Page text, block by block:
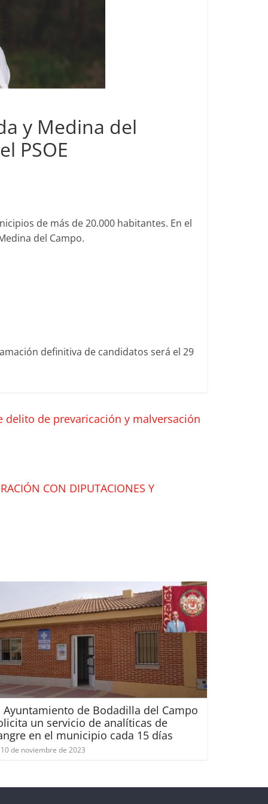
y Medina del
PSOE
de más de 20.000 habitantes. En el
del Campo.
definitiva de candidatos será el 29
delito de prevaricación y malversación
CON DIPUTACIONES Y
Ayuntamiento de Bodadilla del Campo
un servicio de analíticas de
en el municipio cada 15 días
10 de noviembre de 2023